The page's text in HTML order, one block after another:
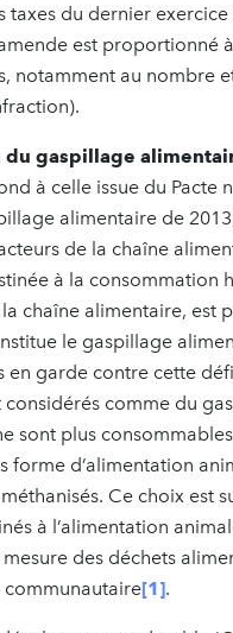
taxes du dernier
est proportionné
notamment au nombre
gaspillage
à celle issue du Pacte
alimentaire de
de la chaîne
à la consommation
chaîne alimentaire, est
le gaspillage
en garde contre cette
considérés comme du
sont plus
forme d’alimentation
Ce choix est
à l’alimentation
des déchets
communautaire[1].